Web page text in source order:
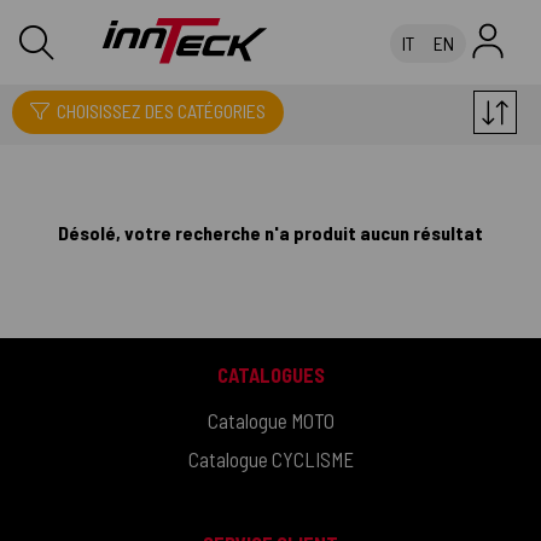
IT EN
VETEMENTS ET PROTECTIONS
CHOISISSEZ DES CATÉGORIES
Désolé, votre recherche n'a produit aucun résultat
CATALOGUES
Catalogue MOTO
Catalogue CYCLISME